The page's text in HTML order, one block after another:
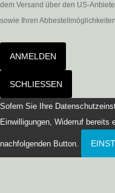
dem Versand über den US-
sowie Ihren
ANMELDEN
SCHLIESSEN
Sofern Sie Ihre
Einwilligungen, Widerruf
nachfolgenden Button.